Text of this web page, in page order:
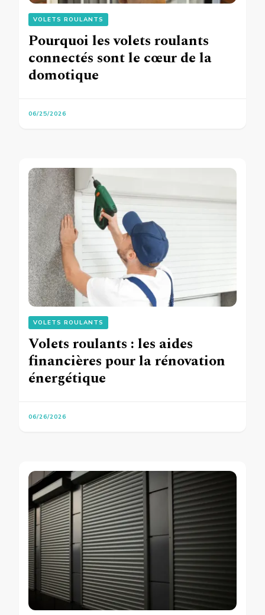
VOLETS ROULANTS
Pourquoi les volets roulants
connectés sont le cœur de la
domotique
06/25/2026
VOLETS ROULANTS
Volets roulants : les aides
financières pour la rénovation
énergétique
06/26/2026